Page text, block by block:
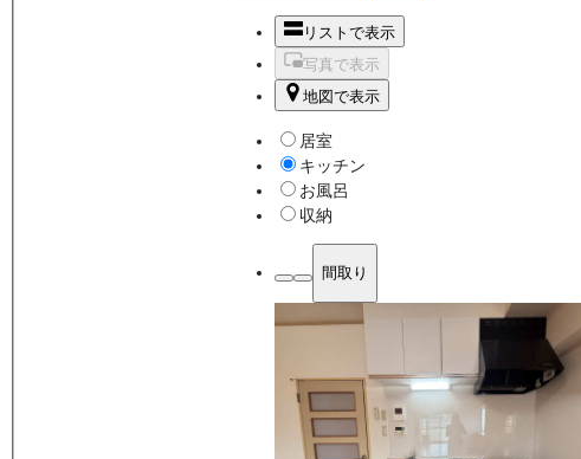
リストで表示
写真で表示
地図で表示
居室
キッチン
お風呂
収納
間取り